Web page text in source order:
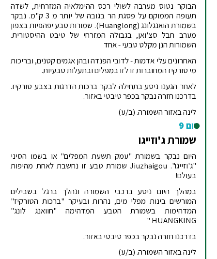
הבוקר נטוס מערבה לשולי רכס ההימלאיה המזרחית, לשדה
תעופה הממוקם על פסגת הר בגובה של יותר מ 3 ק"מ. נבקר
בשמורת הואנגלונג (Huanglong). שמורות טבע יפהפיות בצפון
מערב חבל סצ'ואן, בגבולה המזרחי של טיבט ההיסטורית.
השמורות הנן מקלט טבעי - אחד
האחרונים עלי אדמות - לדובי הפנדה ובהן אגמים קטנים, ובריכות
מי טורקיז המחוברות זו לזו במפלים ובתעלות טבעיות.
לאחר הגענו ניסע בתחילה לבקר ברכות הדרגות בצבע טורקיז.
בדרכנו חזרה נבקר בכפר טיבטי באזור.
לינה באזור השמורה. (ב/ע)
יום 9
שמורת ג'וזייגו
היום נבקר בשמורת "עמק תשעת המפלים" או בשמו הסיני
"ג'וזייגו". Jiuzhaigou שמורת טבע זו נחשבת לאחת מהיפות
בעולם!
במהלך היום ניסע ברכבי השמורה ונהלך ברגל בשבילים
המורשים בינות מפלי מים, נהרות ובעיקר "ברכות הטורקיז"
המדהימות בשמורת הטבע המדהימה "חוואנג לונג"
HUANGKING "
בדרכנו חזרה נבקר בכפר טיבטי באזור.
לינה באזור השמורה. (ב/ע)